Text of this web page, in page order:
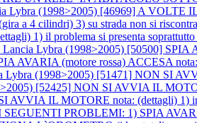
Lybra (1998>2005) [46969] A VOLTE
a 4 cilindri) 3) su strada non si
1) il problema si presenta
Lancia Lybra (1998>2005) [50500]
(motore rossa) ACCESA nota:
Lybra (1998>2005) [51471] NON SI
[52425] NON SI AVVIA IL
IL MOTORE nota: (dettagli) 1)
SEGUENTI PROBLEMI: 1) SPIA